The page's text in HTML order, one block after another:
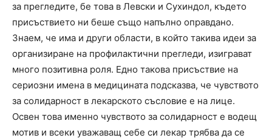
за прегледите, бе това в Левски и Сухиндол, където
присъствието ни беше също напълно оправдано.
Знаем, че има и други области, в който такива идеи за
организиране на профилактични прегледи, изиграват
много позитивна роля. Едно такова присъствие на
сериозни имена в медицината подсказва, че чувството
за солидарност в лекарското съсловие е на лице.
Освен това именно чувството за солидарност е водещ
мотив и всеки уважаващ себе си лекар трябва да се